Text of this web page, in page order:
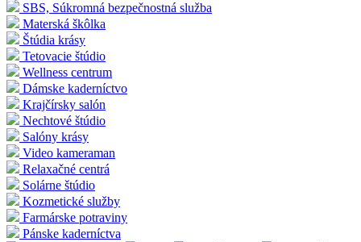
SBS, Súkromná bezpečnostná služba
Materská škôlka
Štúdia krásy
Tetovacie štúdio
Wellness centrum
Dámske kaderníctvo
Krajčírsky salón
Nechtové štúdio
Salóny krásy
Video kameraman
Relaxačné centrá
Solárne štúdio
Kozmetické služby
Farmárske potraviny
Pánske kaderníctva